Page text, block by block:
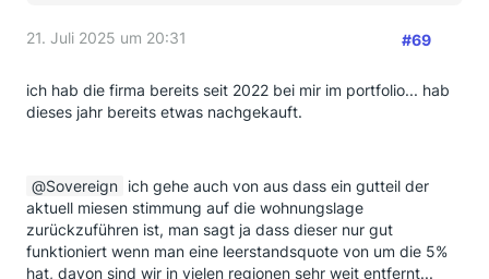
21. Juli 2025 um 20:31 #69
ich hab die firma bereits seit 2022 bei mir im portfolio... hab
dieses jahr bereits etwas nachgekauft.
Sovereign ich gehe auch von aus dass ein gutteil der
aktuell miesen stimmung auf die wohnungslage
zurückzuführen ist, man sagt ja dass dieser nur gut
funktioniert wenn man eine leerstandsquote von um die 5%
hat, davon sind wir in vielen regionen sehr weit entfernt...